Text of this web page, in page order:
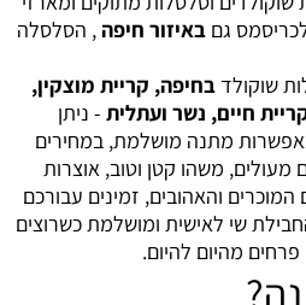
גם באיזור חיפה, הסלסלה
שוקולד בחיפה, קריית מוצקין,
חיים, נשר ועתלית - ניתן
מתנה מושלמת, במחירים
מעולים, משהו קטן וטוב, אוצרות
המוכרים והאהובים, זמינים עבורכם
שי לאישית ומושלמת כשרוצים
מהיום להיום.